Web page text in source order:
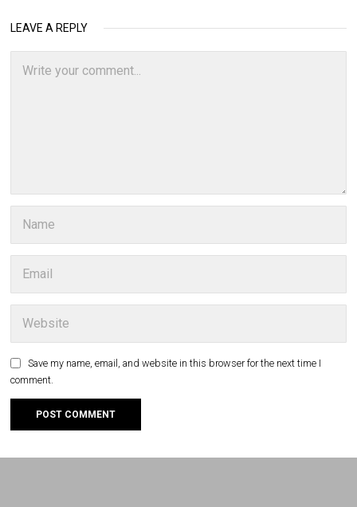
LEAVE A REPLY
Save my name, email, and website in this browser for the next time I
comment.